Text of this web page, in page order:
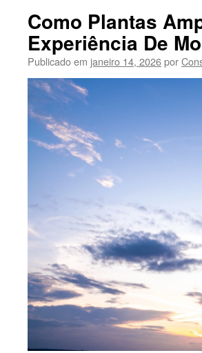
Como Plantas
Experiência De
Publicado em janeiro 14, 2026por